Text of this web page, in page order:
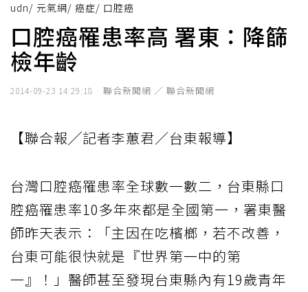
udn/ 元氣網/ 癌症/ 口腔癌
口腔癌罹患率高 署東：降篩
檢年齡
2014-09-23 14:29:18 聯合新聞網 ／ 聯合新聞網
【聯合報╱記者李蕙君／台東報導】
台灣口腔癌罹患率全球數一數二，台東縣口
腔癌罹患率10多年來都是全國第一，署東醫
師昨天表示：「主因在吃檳榔，若不改善，
台東可能很快就是『世界第一中的第
一』！」醫師甚至發現台東縣內有19歲青年